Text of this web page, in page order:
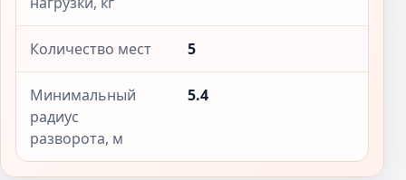
Количество мест 5
Минимальный
радиус
разворота, м
5.4